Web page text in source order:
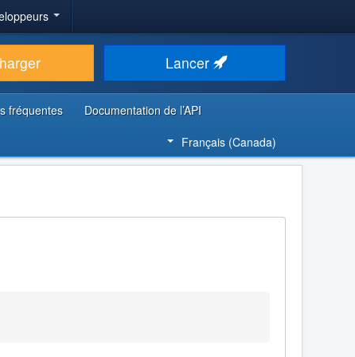
Lancer
fréquentes
Documentation de l’API
Français (Canada)